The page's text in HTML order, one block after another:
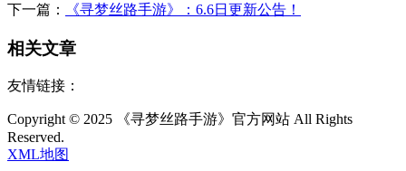
下一篇：
《寻梦丝路手游》：6.6日更新公告！
相关文章
友情链接：
Copyright © 2025 《寻梦丝路手游》官方网站 All Rights
Reserved.
XML地图